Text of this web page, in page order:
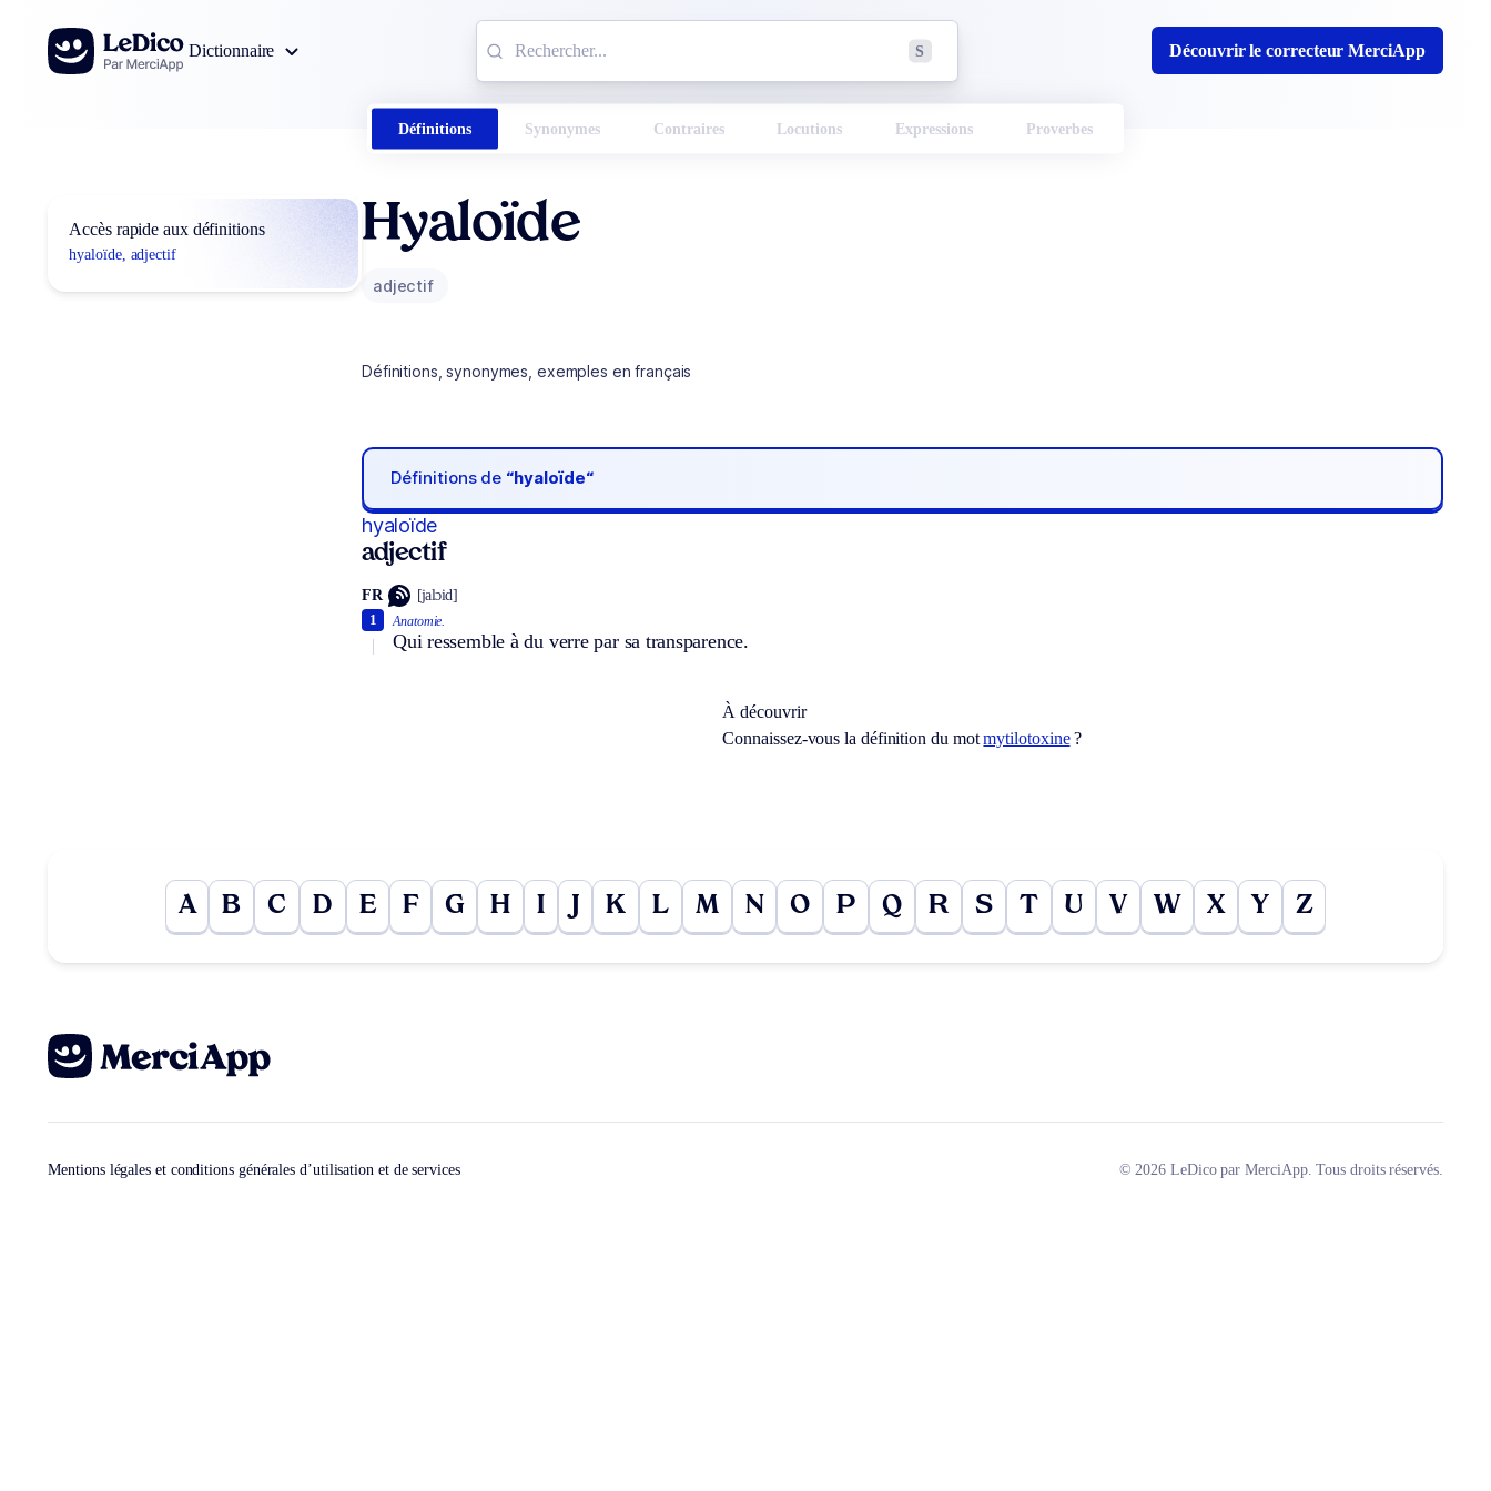
Aller au contenu
Dictionnaire
S Découvrir le correcteur MerciApp
Définitions Synonymes Contraires Locutions Expressions Proverbes
Accès rapide aux définitions
hyaloïde, adjectif
Hyaloïde
adjectif
Définitions, synonymes, exemples en français
Définitions de “hyaloïde“
hyaloïde
adjectif
FR [jalɔid]
Anatomie.
Qui ressemble à du verre par sa transparence.
1
À découvrir
Connaissez-vous la définition du motmytilotoxine?
A B C D E F G H I K L M N O P Q R S T U V W X Y Z
Mentions légales et conditions générales d’utilisation et de services © 2026 LeDico par MerciApp. Tous droits réservés.